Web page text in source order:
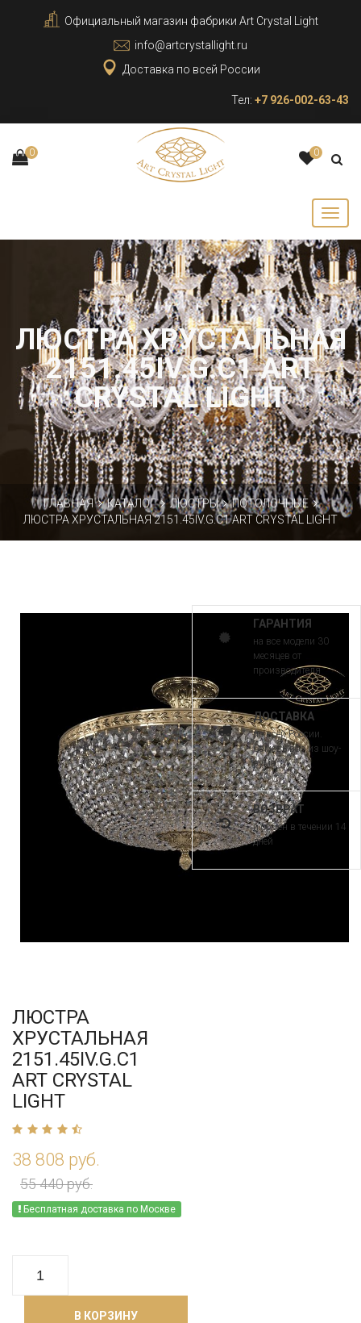
Официальный магазин фабрики Art Crystal Light
info@artcrystallight.ru
Доставка по всей России
Тел: +7 926-002-63-43
0 0
ЛЮСТРА ХРУСТАЛЬНАЯ
2151.45IV.G.C1 ART
CRYSTAL LIGHT
ГЛАВНАЯ КАТАЛОГ ЛЮСТРЫ
ПОТОЛОЧНЫЕ
ЛЮСТРА ХРУСТАЛЬНАЯ 2151.45IV.G.C1 ART CRYSTAL LIGHT
ЛЮСТРА
ХРУСТАЛЬНАЯ
2151.45IV.G.C1
ART CRYSTAL
LIGHT
38 808 руб.
55 440 руб.
Бесплатная доставка по Москве
В КОРЗИНУ
ГАРАНТИЯ
на все модели 30
месяцев от
производителя
ДОСТАВКА
по всей России.
Самовывоз из шоу-
рума
ВОЗВРАТ
и обмен в течении 14
дней